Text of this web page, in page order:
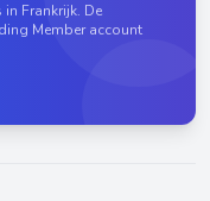
Frankrijk. De
Member account